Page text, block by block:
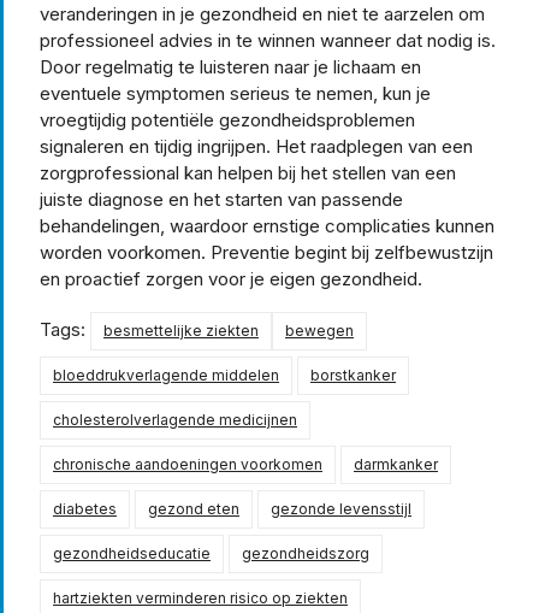
veranderingen in je gezondheid en niet te aarzelen om
professioneel advies in te winnen wanneer dat nodig is.
Door regelmatig te luisteren naar je lichaam en
eventuele symptomen serieus te nemen, kun je
vroegtijdig potentiële gezondheidsproblemen
signaleren en tijdig ingrijpen. Het raadplegen van een
zorgprofessional kan helpen bij het stellen van een
juiste diagnose en het starten van passende
behandelingen, waardoor ernstige complicaties kunnen
worden voorkomen. Preventie begint bij zelfbewustzijn
en proactief zorgen voor je eigen gezondheid.
Tags: besmettelijke ziekten bewegen
bloeddrukverlagende middelen borstkanker
cholesterolverlagende medicijnen
chronische aandoeningen voorkomen darmkanker
diabetes gezond eten gezonde levensstijl
gezondheidseducatie gezondheidszorg
hartziekten verminderen risico op ziekten